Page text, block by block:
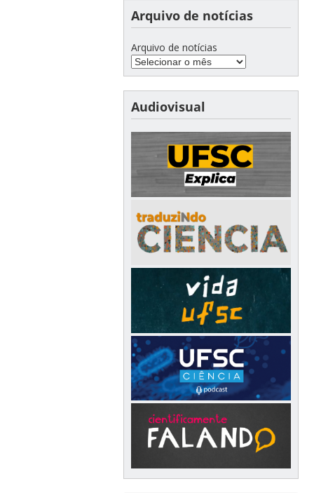
Arquivo de notícias
Arquivo de notícias
Audiovisual